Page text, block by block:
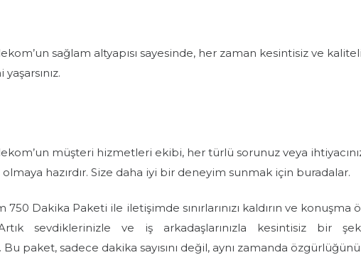
sağlam altyapısı sayesinde, her zaman kesintisiz ve
müşteri hizmetleri ekibi, her türlü sorunuz veya
olmaya hazırdır. Size daha iyi bir deneyim sunmak için buradalar.
750 Dakika Paketi ile iletişimde sınırlarınızı kaldırın ve konuşma
sevdiklerinizle ve iş arkadaşlarınızla kesintisiz bir
paket, sadece dakika sayısını değil, aynı zamanda